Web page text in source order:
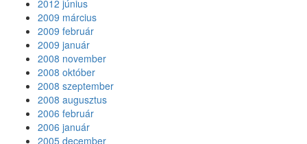
2012 június
2009 március
2009 február
2009 január
2008 november
2008 október
2008 szeptember
2008 augusztus
2006 február
2006 január
2005 december